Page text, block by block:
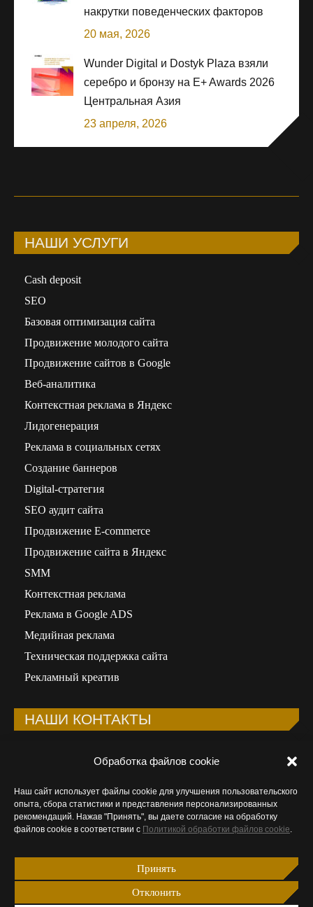
Обработка файлов cookie
Наш сайт использует файлы cookie для улучшения пользовательского
опыта, сбора статистики и представления персонализированных
рекомендаций. Нажав "Принять", вы даете согласие на обработку
файлов cookie в соответствии с Политикой обработки файлов cookie.
Принять
Отклонить
накрутки поведенческих факторов
20 мая, 2026
Wunder Digital и Dostyk Plaza взяли
серебро и бронзу на E+ Awards 2026
Центральная Азия
23 апреля, 2026
НАШИ УСЛУГИ
Сash deposit
SEO
Базовая оптимизация сайта
Продвижение молодого сайта
Продвижение сайтов в Google
Веб-аналитика
Контекстная реклама в Яндекс
Лидогенерация
Реклама в социальных сетях
Создание баннеров
Digital-стратегия
SEO аудит сайта
Продвижение E-commerce
Продвижение сайта в Яндекс
SMM
Контекстная реклама
Реклама в Google ADS
Медийная реклама
Техническая поддержка сайта
Рекламный креатив
НАШИ КОНТАКТЫ
ООО «WUNDER DIGITAL»
Республика Узбекистан, 100015, Ташкент,
Мирабадский район, ул.Афросиаб, 8А
Открыть в Google Maps
Страница